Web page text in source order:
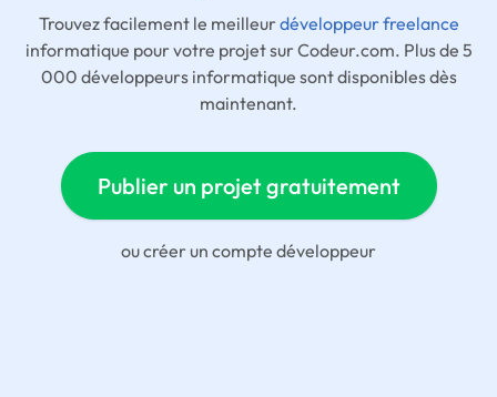
Trouvez facilement le meilleurdéveloppeur freelance
informatique pour votre projet sur Codeur.com. Plus de 5
000 développeurs informatique sont disponibles dès
maintenant.
Publier un projet gratuitement
oucréer un compte développeur